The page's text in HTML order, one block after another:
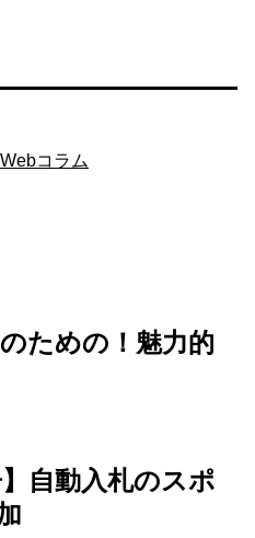
Webコラム
ための！魅力的
自動入札のスポ